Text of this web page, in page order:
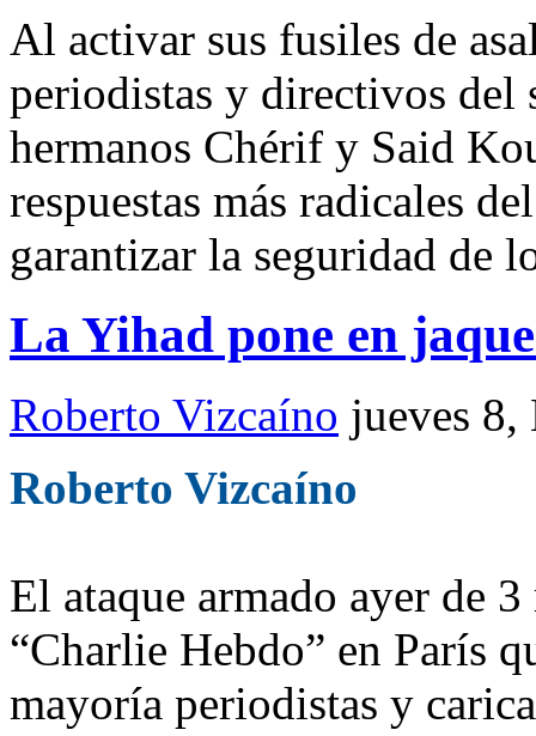
Al activar sus fusiles de
periodistas y directivos del
hermanos Chérif y Said
respuestas más radicales
garantizar la seguridad de
La Yihad pone en
Roberto Vizcaíno jueves 8,
Roberto Vizcaíno
El ataque armado ayer de
“Charlie Hebdo” en París
mayoría periodistas y